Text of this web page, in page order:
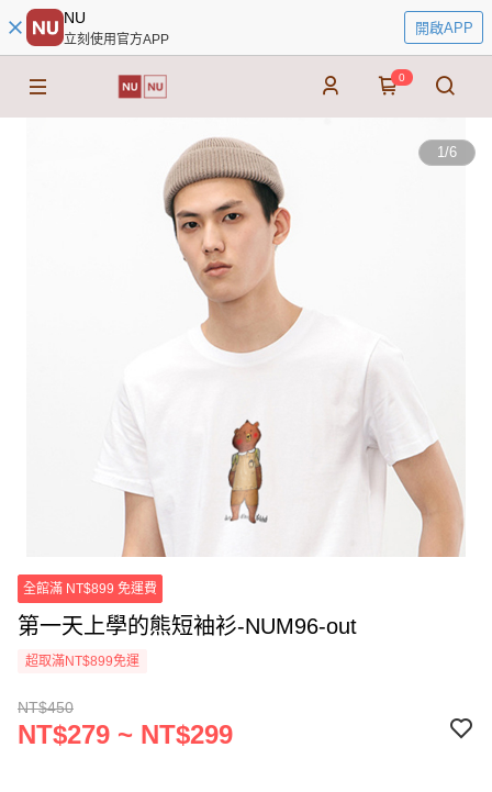
NU
立刻使用官方APP
開啟APP
0
1/6
全館滿 NT$899 免運費
第一天上學的熊短袖衫-NUM96-out
超取滿NT$899免運
NT$450
NT$279 ~ NT$299